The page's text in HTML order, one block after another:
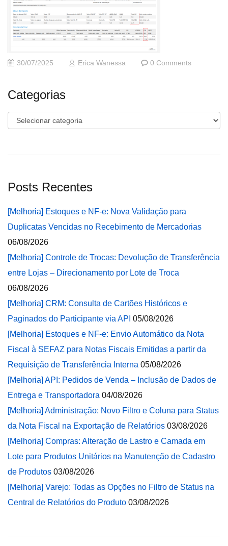
30/07/2025 Erica Wanessa 0 Comments
Categorias
Categorias
Posts Recentes
[Melhoria] Estoques e NF-e: Nova Validação para
Duplicatas Vencidas no Recebimento de Mercadorias
06/08/2026
[Melhoria] Controle de Trocas: Devolução de Transferência
entre Lojas – Direcionamento por Lote de Troca
06/08/2026
[Melhoria] CRM: Consulta de Cartões Históricos e
Paginados do Participante via API 05/08/2026
[Melhoria] Estoques e NF-e: Envio Automático da Nota
Fiscal à SEFAZ para Notas Fiscais Emitidas a partir da
Requisição de Transferência Interna 05/08/2026
[Melhoria] API: Pedidos de Venda – Inclusão de Dados de
Entrega e Transportadora 04/08/2026
[Melhoria] Administração: Novo Filtro e Coluna para Status
da Nota Fiscal na Exportação de Relatórios 03/08/2026
[Melhoria] Compras: Alteração de Lastro e Camada em
Lote para Produtos Unitários na Manutenção de Cadastro
de Produtos 03/08/2026
[Melhoria] Varejo: Todas as Opções no Filtro de Status na
Central de Relatórios do Produto 03/08/2026